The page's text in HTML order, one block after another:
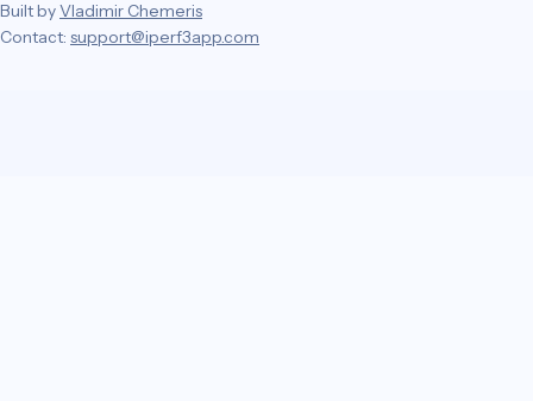
Built byVladimir Chemeris
Contact: support@iperf3app.com